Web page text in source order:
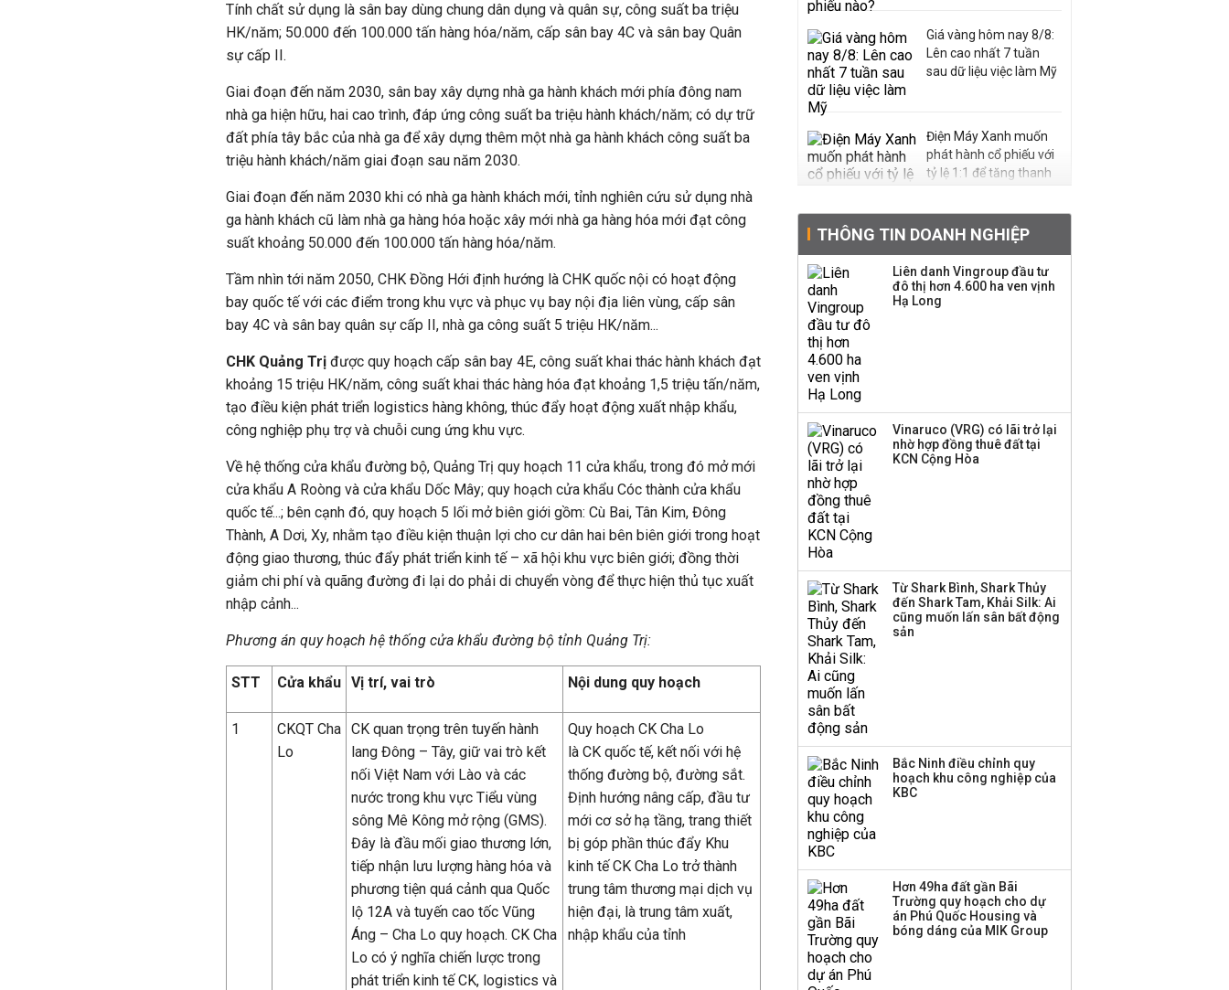
Tính chất sử dụng là sân bay dùng chung dân dụng và quân sự, công suất ba triệu
HK/năm; 50.000 đến 100.000 tấn hàng hóa/năm, cấp sân bay 4C và sân bay Quân
sự cấp II.
Giai đoạn đến năm 2030, sân bay xây dựng nhà ga hành khách mới phía đông nam
nhà ga hiện hữu, hai cao trình, đáp ứng công suất ba triệu hành khách/năm; có dự trữ
đất phía tây bắc của nhà ga để xây dựng thêm một nhà ga hành khách công suất ba
triệu hành khách/năm giai đoạn sau năm 2030.
Giai đoạn đến năm 2030 khi có nhà ga hành khách mới, tỉnh nghiên cứu sử dụng nhà
ga hành khách cũ làm nhà ga hàng hóa hoặc xây mới nhà ga hàng hóa mới đạt công
suất khoảng 50.000 đến 100.000 tấn hàng hóa/năm.
Tầm nhìn tới năm 2050, CHK Đồng Hới định hướng là CHK quốc nội có hoạt động
bay quốc tế với các điểm trong khu vực và phục vụ bay nội địa liên vùng, cấp sân
bay 4C và sân bay quân sự cấp II, nhà ga công suất 5 triệu HK/năm...
CHK Quảng Trị được quy hoạch cấp sân bay 4E, công suất khai thác hành khách đạt
khoảng 15 triệu HK/năm, công suất khai thác hàng hóa đạt khoảng 1,5 triệu tấn/năm,
tạo điều kiện phát triển logistics hàng không, thúc đẩy hoạt động xuất nhập khẩu,
công nghiệp phụ trợ và chuỗi cung ứng khu vực.
Về hệ thống cửa khẩu đường bộ, Quảng Trị quy hoạch 11 cửa khẩu, trong đó mở mới
cửa khẩu A Roòng và cửa khẩu Dốc Mây; quy hoạch cửa khẩu Cóc thành cửa khẩu
quốc tế...; bên cạnh đó, quy hoạch 5 lối mở biên giới gồm: Cù Bai, Tân Kim, Đông
Thành, A Dơi, Xy, nhằm tạo điều kiện thuận lợi cho cư dân hai bên biên giới trong hoạt
động giao thương, thúc đẩy phát triển kinh tế – xã hội khu vực biên giới; đồng thời
giảm chi phí và quãng đường đi lại do phải di chuyển vòng để thực hiện thủ tục xuất
nhập cảnh...
Phương án quy hoạch hệ thống cửa khẩu đường bộ tỉnh Quảng Trị:
STT Cửa khẩu Vị trí, vai trò Nội dung quy hoạch
1
CKQT Cha
Lo
CK quan trọng trên tuyến hành
lang Đông – Tây, giữ vai trò kết
nối Việt Nam với Lào và các
nước trong khu vực Tiểu vùng
sông Mê Kông mở rộng (GMS).
Đây là đầu mối giao thương lớn,
tiếp nhận lưu lượng hàng hóa và
phương tiện quá cảnh qua Quốc
lộ 12A và tuyến cao tốc Vũng
Áng – Cha Lo quy hoạch. CK Cha
Lo có ý nghĩa chiến lược trong
phát triển kinh tế CK, logistics và
Quy hoạch CK Cha Lo
là CK quốc tế, kết nối với hệ
thống đường bộ, đường sắt.
Định hướng nâng cấp, đầu tư
mới cơ sở hạ tầng, trang thiết
bị góp phần thúc đẩy Khu
kinh tế CK Cha Lo trở thành
trung tâm thương mại dịch vụ
hiện đại, là trung tâm xuất,
nhập khẩu của tỉnh
Giá vàng hôm nay 8/8:
Lên cao nhất 7 tuần
sau dữ liệu việc làm Mỹ
Điện Máy Xanh muốn
phát hành cổ phiếu với
tỷ lệ 1:1 để tăng thanh
Quy hoạch 4 khu lấn
biển ở Phú Quốc
hàng
Dự án Sheraton Phú
Huấn Hoa Hồng bỗng
dưng ‘biến mất’, một
công ty khác đã giải thể
THÔNG TIN DOANH NGHIỆP
Liên danh Vingroup đầu tư
đô thị hơn 4.600 ha ven vịnh
Hạ Long
Vinaruco (VRG) có lãi trở lại
nhờ hợp đồng thuê đất tại
KCN Cộng Hòa
Từ Shark Bình, Shark Thủy
đến Shark Tam, Khải Silk: Ai
cũng muốn lấn sân bất động
sản
Bắc Ninh điều chỉnh quy
hoạch khu công nghiệp của
KBC
Hơn 49ha đất gần Bãi
Trường quy hoạch cho dự
án Phú Quốc Housing và
bóng dáng của MIK Group